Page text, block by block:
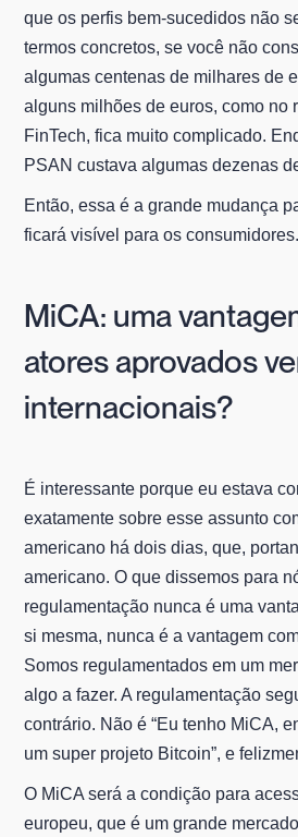
que os perfis bem-sucedidos não
termos concretos, se você não
algumas centenas de milhares de
alguns milhões de euros, como no
FinTech, fica muito complicado.
PSAN custava algumas dezenas
Então, essa é a grande mudança
ficará visível para os consumidores.
MiCA: uma
atores aprovados
internacionais?
É interessante porque eu estava
exatamente sobre esse assunto
americano há dois dias, que,
americano. O que dissemos para
regulamentação nunca é uma
si mesma, nunca é a vantagem
Somos regulamentados em um
algo a fazer. A regulamentação
contrário. Não é “Eu tenho MiCA,
um super projeto Bitcoin”, e
O MiCA será a condição para
europeu, que é um grande